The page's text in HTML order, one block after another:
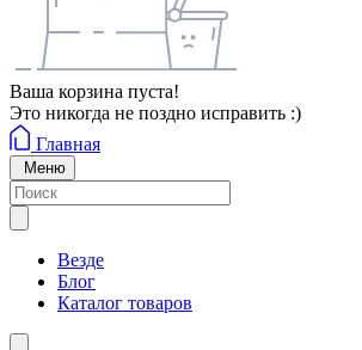
Ваша корзина пуста!
Это никогда не поздно исправить :)
Главная
Меню
Везде
Блог
Каталог товаров